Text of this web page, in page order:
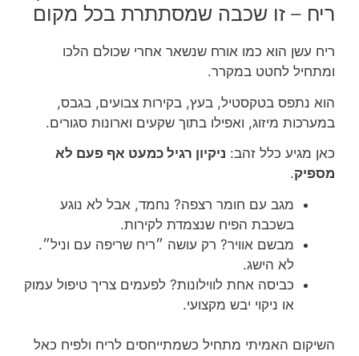
ריח – זו שכבה שמסתתרת בכל מקום
ריח עשן הוא כמו אורח שנשאר אחרי שכולם הלכו
ומתחיל לחטט במקרר.
הוא נתפס בטקסטיל, בעץ, בקירות צבועים, בגבס,
במערכות מיזוג, ואפילו בתוך שקעים וארונות סגורים.
כאן מגיע כלל זהב: ניקיון רגיל כמעט אף פעם לא
מספיק.
מגב עם חומר רצפה? נחמד, אבל לא נוגע
בשכבת הפיח שנצמדת לקירות.
מבשם אוויר? רק עושה ״ריח שריפה עם וניל״.
לא הישג.
כביסה אחת לווילונות? לפעמים צריך טיפול עמוק
או ניקוי יבש מקצועי.
השיקום האמיתי מתחיל כשמתייחסים לריח ולפיח כאל